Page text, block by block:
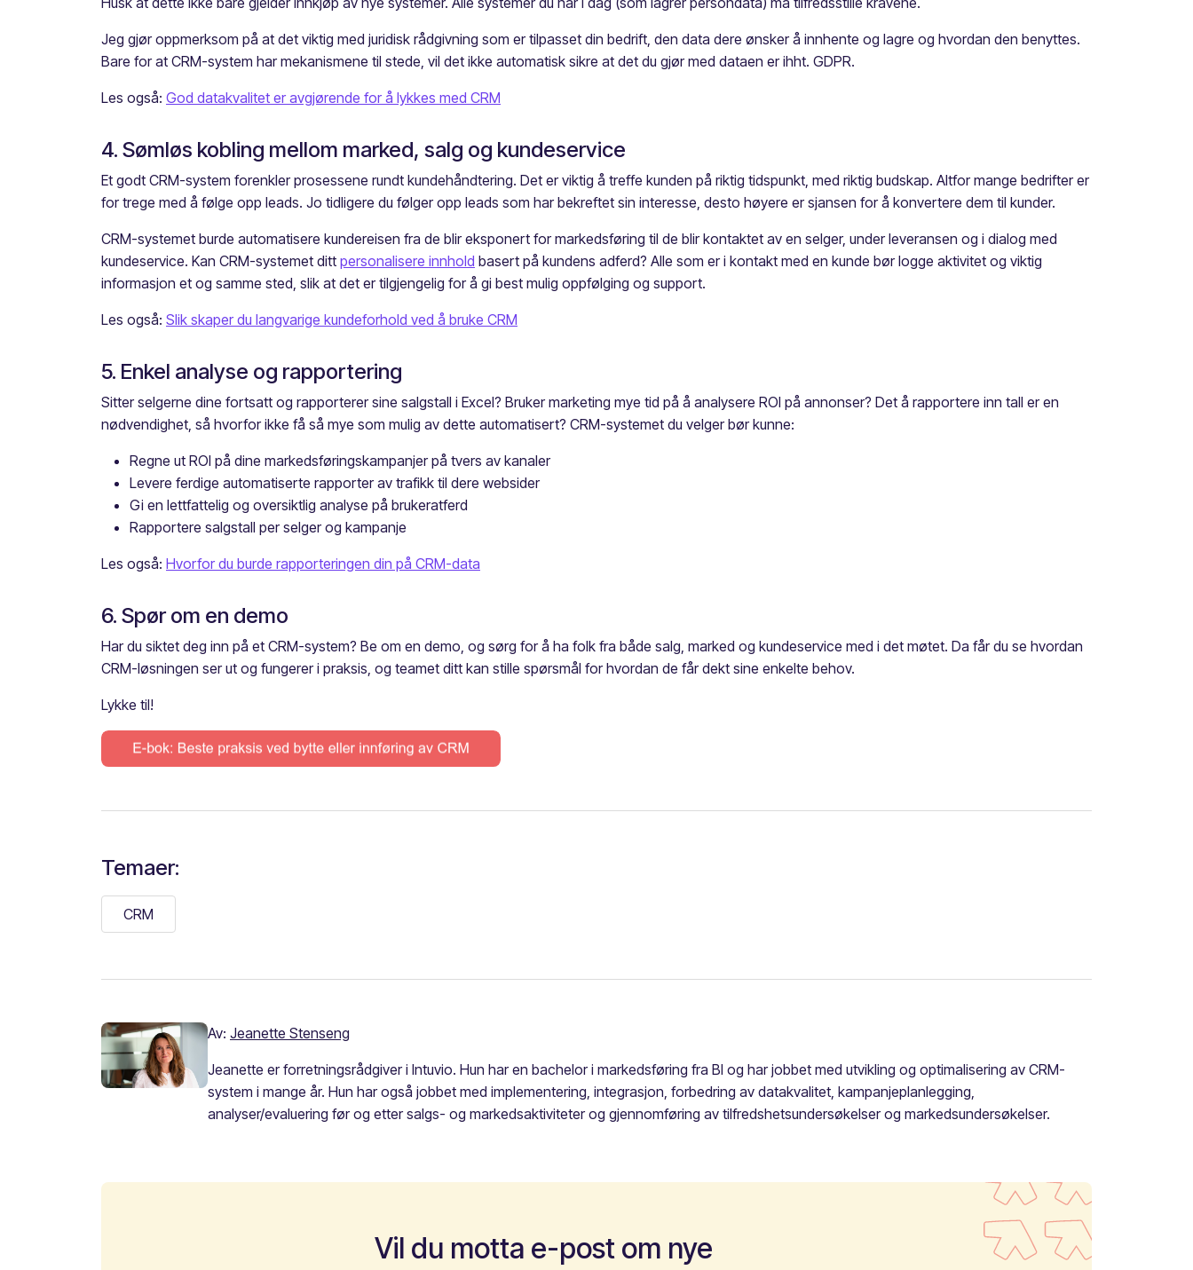
Jeg gjør oppmerksom på at det viktig med juridisk rådgivning som er tilpasset din bedrift, den data dere ønsker å innhente og lagre og hvordan den benyttes.
Bare for at CRM-system har mekanismene til stede, vil det ikke automatisk sikre at det du gjør med dataen er ihht. GDPR.
Les også: God datakvalitet er avgjørende for å lykkes med CRM
4. Sømløs kobling mellom marked, salg og kundeservice
Et godt CRM-system forenkler prosessene rundt kundehåndtering. Det er viktig å treffe kunden på riktig tidspunkt, med riktig budskap. Altfor mange bedrifter er
for trege med å følge opp leads. Jo tidligere du følger opp leads som har bekreftet sin interesse, desto høyere er sjansen for å konvertere dem til kunder.
CRM-systemet burde automatisere kundereisen fra de blir eksponert for markedsføring til de blir kontaktet av en selger, under leveransen og i dialog med
kundeservice. Kan CRM-systemet ditt personalisere innhold basert på kundens adferd? Alle som er i kontakt med en kunde bør logge aktivitet og viktig
informasjon et og samme sted, slik at det er tilgjengelig for å gi best mulig oppfølging og support.
Les også: Slik skaper du langvarige kundeforhold ved å bruke CRM
5. Enkel analyse og rapportering
Sitter selgerne dine fortsatt og rapporterer sine salgstall i Excel? Bruker marketing mye tid på å analysere ROI på annonser? Det å rapportere inn tall er en
nødvendighet, så hvorfor ikke få så mye som mulig av dette automatisert? CRM-systemet du velger bør kunne:
Regne ut ROI på dine markedsføringskampanjer på tvers av kanaler
Levere ferdige automatiserte rapporter av trafikk til dere websider
Gi en lettfattelig og oversiktlig analyse på brukeratferd
Rapportere salgstall per selger og kampanje
Les også: Hvorfor du burde rapporteringen din på CRM-data
6. Spør om en demo
Har du siktet deg inn på et CRM-system? Be om en demo, og sørg for å ha folk fra både salg, marked og kundeservice med i det møtet. Da får du se hvordan
CRM-løsningen ser ut og fungerer i praksis, og teamet ditt kan stille spørsmål for hvordan de får dekt sine enkelte behov.
Lykke til!
Temaer:
CRM
Av: Jeanette Stenseng
Jeanette er forretningsrådgiver i Intuvio. Hun har en bachelor i markedsføring fra BI og har jobbet med utvikling og optimalisering av CRM-
system i mange år. Hun har også jobbet med implementering, integrasjon, forbedring av datakvalitet, kampanjeplanlegging,
analyser/evaluering før og etter salgs- og markedsaktiviteter og gjennomføring av tilfredshetsundersøkelser og markedsundersøkelser.
Vil du motta e-post om nye